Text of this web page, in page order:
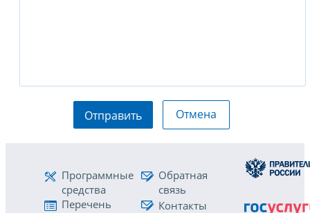
Отправить Отмена
Программные
средства
Перечень
Обратная
связь
Контакты